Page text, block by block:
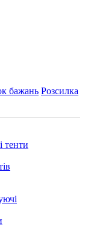
бажань Розсилка
тенти